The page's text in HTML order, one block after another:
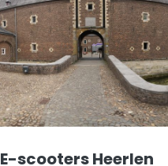
E-scooters Heerlen